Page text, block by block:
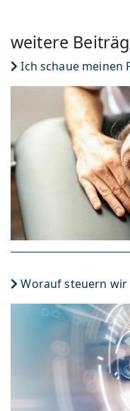
weitere
Ich schaue meinen
Worauf steuern wir